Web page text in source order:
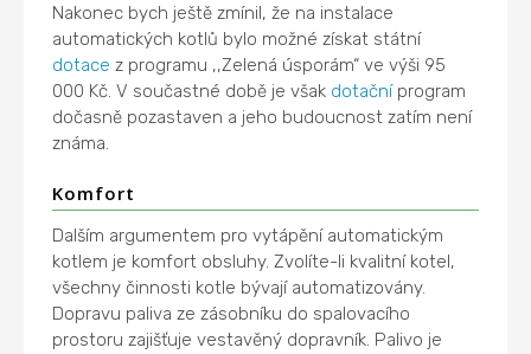
Nakonec bych ještě zmínil, že na instalace
automatických kotlů bylo možné získat státní
dotace z programu ,,Zelená úsporám“ ve výši 95
000 Kč. V součastné době je však dotačníprogram
dočasně pozastaven a jeho budoucnost zatím není
známa.
Komfort
Dalším argumentem pro vytápění automatickým
kotlem je komfort obsluhy. Zvolíte-li kvalitní kotel,
všechny činnosti kotle bývají automatizovány.
Dopravu paliva ze zásobníku do spalovacího
prostoru zajišťuje vestavěný dopravník. Palivo je